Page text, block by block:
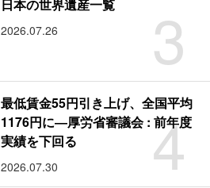
3
日本の世界遺産一覧
2026.07.26
4
最低賃金55円引き上げ、全国平均
1176円に―厚労省審議会 : 前年度
実績を下回る
2026.07.30